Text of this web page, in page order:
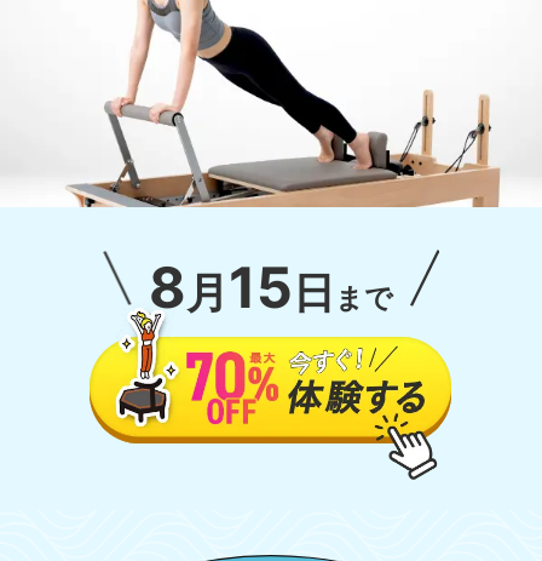
8月 15 日 まで